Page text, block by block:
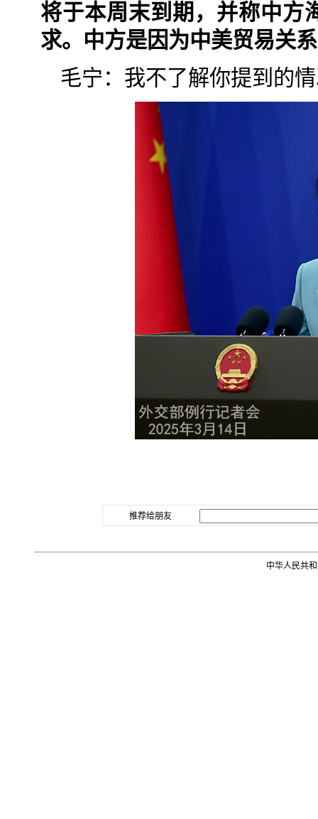
将于本周末到期，并称中方
求。中方是因为中美贸易关
毛宁：我不了解你提到的
推荐给朋友
中华人民共